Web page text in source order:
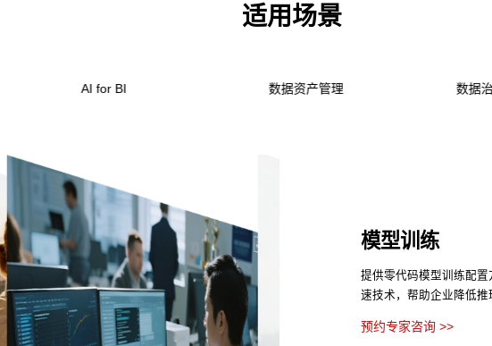
适用场景
数据资产管理 数据治理
模型训练
提供零代码模型训练配
速技术，帮助企业降低
预约专家咨询 >>